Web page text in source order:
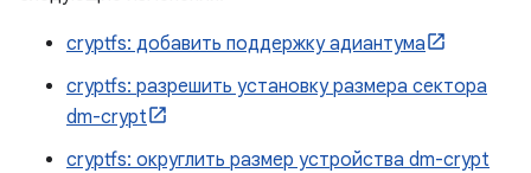
cryptfs: добавить поддержку адиантума
cryptfs: разрешить установку размера сектора
dm-crypt
cryptfs: округлить размер устройства dm-crypt